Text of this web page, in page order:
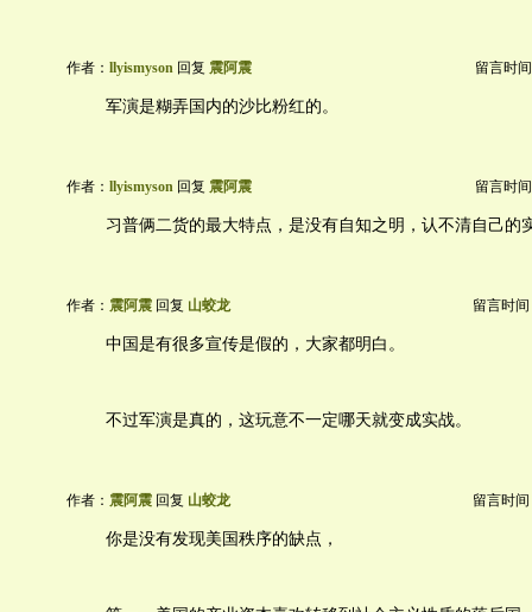
作者： llyismyson 回复 震阿震 留言时
军演是糊弄国内的沙比粉红的。
作者： llyismyson 回复 震阿震 留言时
习普俩二货的最大特点，是没有自知之明，认不清自己的
作者： 震阿震 回复 山蛟龙 留言时间
中国是有很多宣传是假的，大家都明白。
不过军演是真的，这玩意不一定哪天就变成实战。
作者： 震阿震 回复 山蛟龙 留言时间
你是没有发现美国秩序的缺点，